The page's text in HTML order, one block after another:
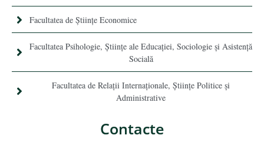
Facultatea de Științe Economice
Facultatea Psihologie, Ştiinţe ale Educaţiei, Sociologie și Asistență
Socială
Facultatea de Relaţii Internaţionale, Ştiinţe Politice şi
Administrative
Contacte